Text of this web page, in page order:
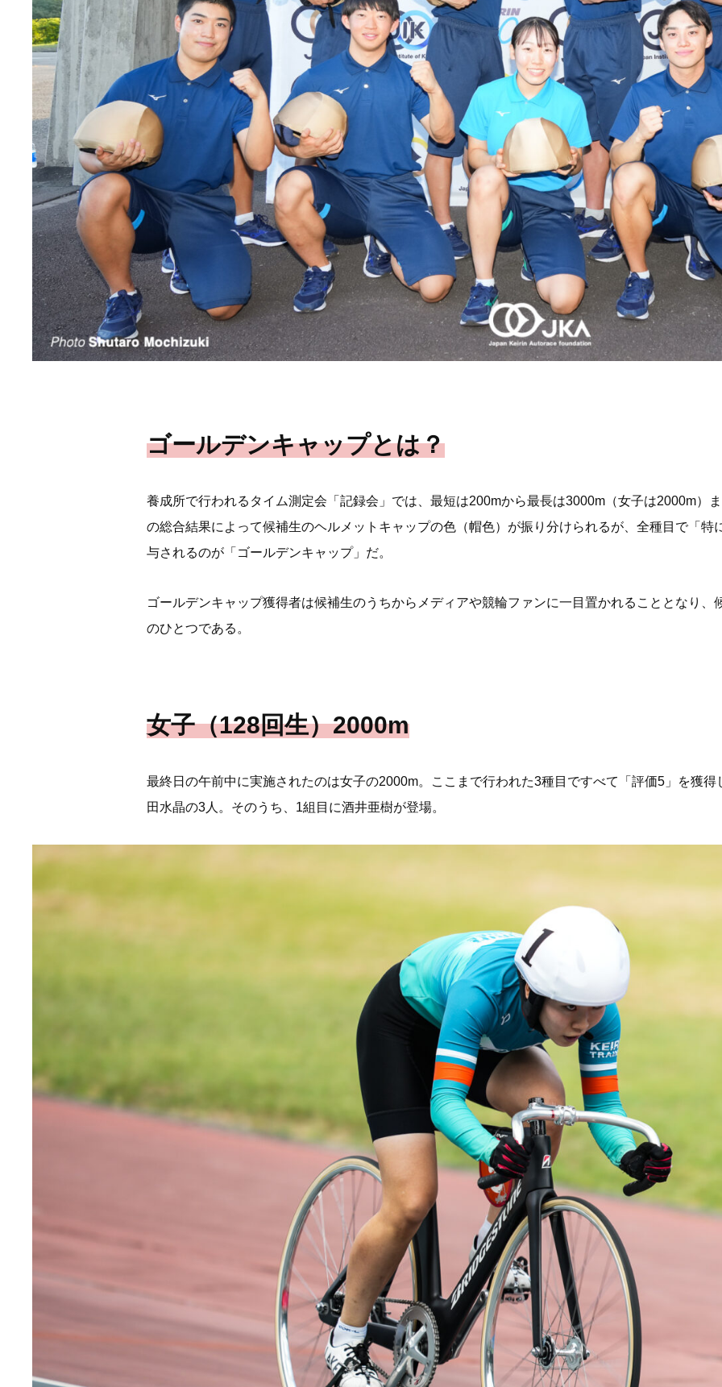
ゴールデンキャップとは？
養成所で行われるタイム測定会「記録会」では、最短は200mから最長は3000m（女子は2000m）
の総合結果によって候補生のヘルメットキャップの色（帽色）が振り分けられるが、全種目で「特
与されるのが「ゴールデンキャップ」だ。
ゴールデンキャップ獲得者は候補生のうちからメディアや競輪ファンに一目置かれることとなり、
のひとつである。
女子（128回生）2000m
最終日の午前中に実施されたのは女子の2000m。ここまで行われた3種目ですべて「評価5」を獲
田水晶の3人。そのうち、1組目に酒井亜樹が登場。